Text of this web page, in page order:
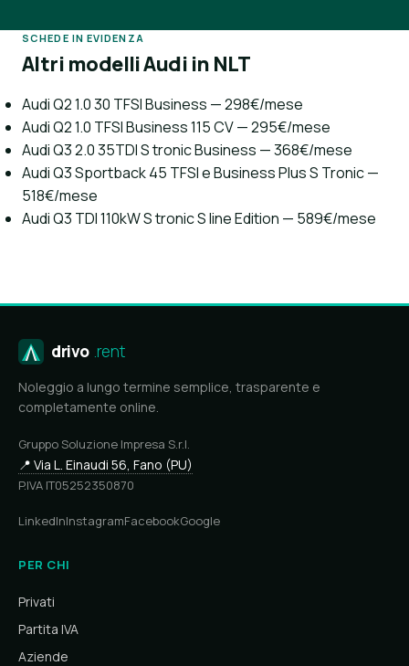
SCHEDE IN EVIDENZA
Altri modelli Audi in NLT
Audi Q2 1.0 30 TFSI Business — 298€/mese
Audi Q2 1.0 TFSI Business 115 CV — 295€/mese
Audi Q3 2.0 35TDI S tronic Business — 368€/mese
Audi Q3 Sportback 45 TFSI e Business Plus S Tronic —
518€/mese
Audi Q3 TDI 110kW S tronic S line Edition — 589€/mese
drivo .rent
Noleggio a lungo termine semplice, trasparente e
completamente online.
Gruppo Soluzione Impresa S.r.l.
📍 Via L. Einaudi 56, Fano (PU)
P.IVA IT05252350870
LinkedInInstagramFacebookGoogle
PER CHI
Privati
Partita IVA
Aziende